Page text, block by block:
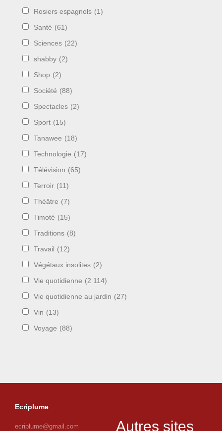
Rosiers espagnols (1)
Santé (61)
Sciences (22)
shabby (2)
Shop (2)
Société (88)
Spectacles (2)
Sport (15)
Tanawee (18)
Technologie (17)
Télévision (65)
Terroir (11)
Théâtre (7)
Timoté (15)
Traditions (8)
Travail (12)
Végétaux insolites (2)
Vie quotidienne (2 114)
Vie quotidienne au jardin (27)
Vin (13)
Voyage (88)
Ecriplume
ecriplume@gmail.com Autres sites